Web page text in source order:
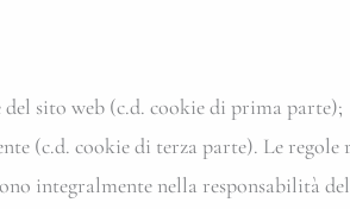
sito web (c.d. cookie di prima parte);
(c.d. cookie di terza parte). Le
integralmente nella responsabilità